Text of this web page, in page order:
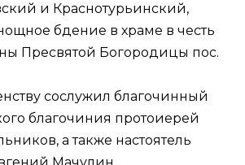
и Краснотурьинский,
бдение в храме в честь
Пресвятой Богородицы пос.
сослужил благочинный
благочиния протоиерей
а также настоятель